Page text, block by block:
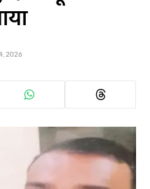
2026